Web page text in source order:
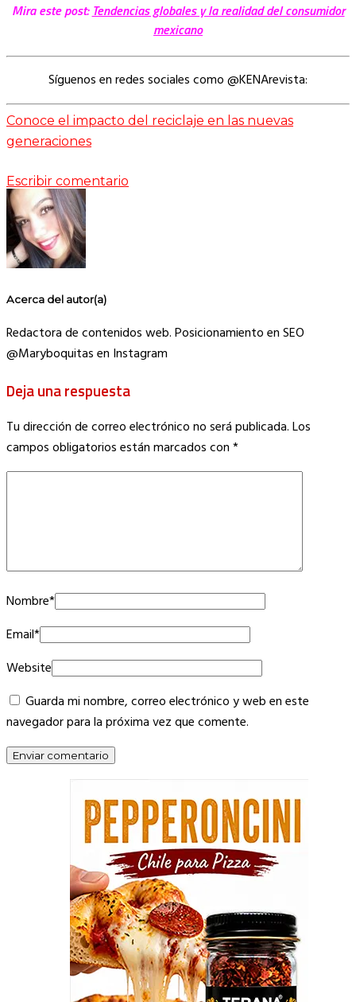
Mira este post: Tendencias globales y la realidad del consumidor
mexicano
Síguenos en redes sociales como @KENArevista:
Conoce el impacto del reciclaje en las nuevas
generaciones
Escribir comentario
Acerca del autor(a)
Redactora de contenidos web. Posicionamiento en SEO
@Maryboquitas en Instagram
Deja una respuesta
Tu dirección de correo electrónico no será publicada.Los
campos obligatorios están marcados con*
Nombre*
Email*
Website
Guarda mi nombre, correo electrónico y web en este
navegador para la próxima vez que comente.